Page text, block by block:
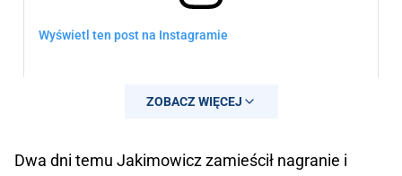
Wyświetl ten post na Instagramie
ZOBACZ WIĘCEJ
Dwa dni temu Jakimowicz zamieścił nagranie i